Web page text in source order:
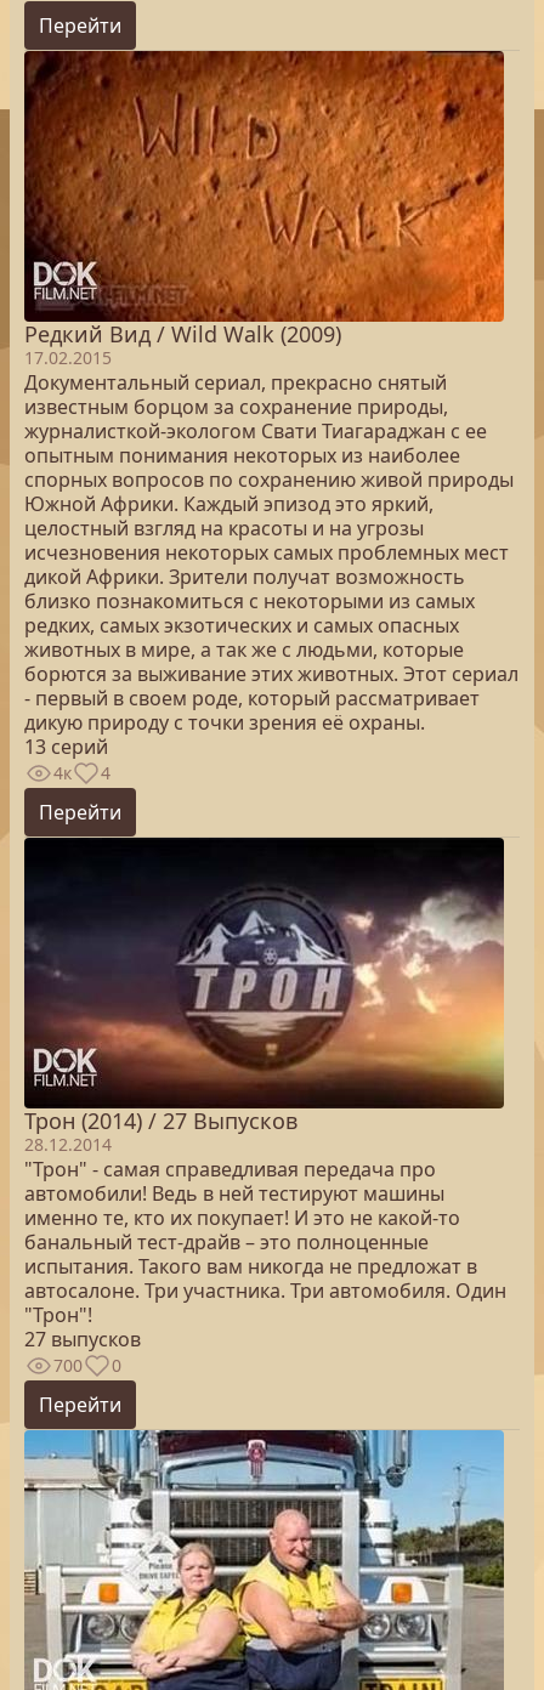
Перейти
Редкий Вид / Wild Walk (2009)
17.02.2015
Документальный сериал, прекрасно снятый
известным борцом за сохранение природы,
журналисткой-экологом Свати Тиагараджан с ее
опытным понимания некоторых из наиболее
спорных вопросов по сохранению живой природы
Южной Африки. Каждый эпизод это яркий,
целостный взгляд на красоты и на угрозы
исчезновения некоторых самых проблемных мест
дикой Африки. Зрители получат возможность
близко познакомиться с некоторыми из самых
редких, самых экзотических и самых опасных
животных в мире, а так же с людьми, которые
борются за выживание этих животных. Этот сериал
- первый в своем роде, который рассматривает
дикую природу с точки зрения её охраны.
13 серий
4к 4
Перейти
Трон (2014) / 27 Выпусков
28.12.2014
"Трон" - самая справедливая передача про
автомобили! Ведь в ней тестируют машины
именно те, кто их покупает! И это не какой-то
банальный тест-драйв – это полноценные
испытания. Такого вам никогда не предложат в
автосалоне. Три участника. Три автомобиля. Один
"Трон"!
27 выпусков
700 0
Перейти